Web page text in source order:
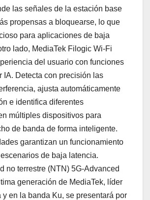
las señales de la estación base
propensas a bloquearse, lo que
para aplicaciones de baja
lado, MediaTek Filogic Wi-Fi
del usuario con funciones
IA. Detecta con precisión las
ajusta automáticamente
e identifica diferentes
múltiples dispositivos para
de banda de forma inteligente.
garantizan un funcionamiento
de baja latencia.
no terrestre (NTN) 5G-Advanced
generación de MediaTek, líder
y en la banda Ku, se presentará por